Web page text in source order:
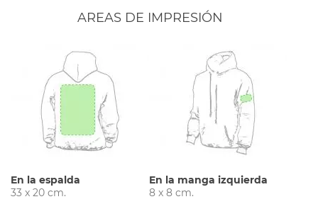
AREAS DE IMPRESIÓN
En la espalda
33 x 20 cm.
En la manga izquierda
8 x 8 cm.